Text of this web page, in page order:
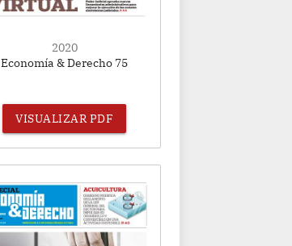
2020
Economía & Derecho 75
VISUALIZAR PDF